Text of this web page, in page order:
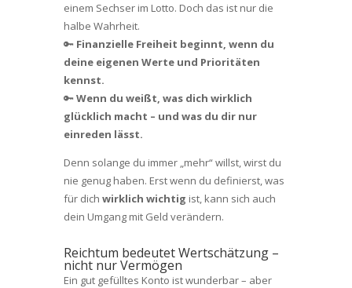
einem Sechser im Lotto. Doch das ist nur die
halbe Wahrheit.
🔑 Finanzielle Freiheit beginnt, wenn du
deine eigenen Werte und Prioritäten
kennst.
🔑Wenn du weißt, was dich wirklich
glücklich macht – und was du dir nur
einreden lässt.
Denn solange du immer „mehr“ willst, wirst du
nie genug haben. Erst wenn du definierst, was
für dich wirklich wichtig ist, kann sich auch
dein Umgang mit Geld verändern.
Reichtum bedeutet Wertschätzung –
nicht nur Vermögen
Ein gut gefülltes Konto ist wunderbar – aber